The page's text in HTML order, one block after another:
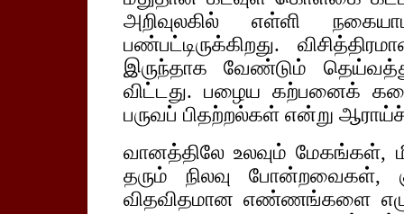
அறிவுலகில் எள்ளி
பண்பட்டிருக்கிறது.
இருந்தாக வேண்டும்
விட்டது. பழைய கற்பனைக்
பருவப் பிதற்றல்கள் என்று
வானத்திலே உலவும் மேகங்கள்,
தரும் நிலவு போன்றவைகள்,
விதவிதமான எண்ணங்களை